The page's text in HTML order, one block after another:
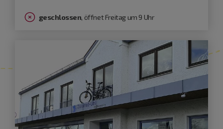
geschlossen, öffnet Freitag um 9 Uhr